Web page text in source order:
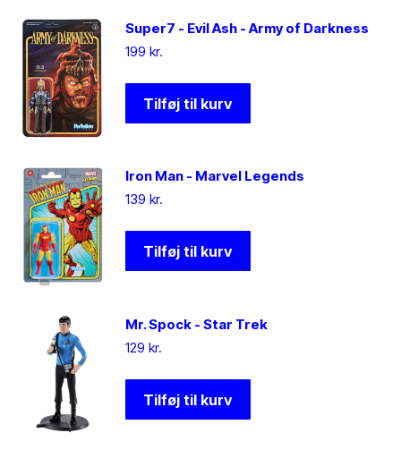
Super7 - Evil Ash - Army of Darkness
199 kr.
Tilføj til kurv
Iron Man - Marvel Legends
139 kr.
Tilføj til kurv
Mr. Spock - Star Trek
129 kr.
Tilføj til kurv